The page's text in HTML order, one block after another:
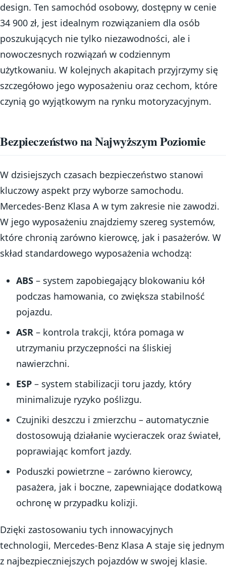
design. Ten samochód osobowy, dostępny w cenie
34 900 zł, jest idealnym rozwiązaniem dla osób
poszukujących nie tylko niezawodności, ale i
nowoczesnych rozwiązań w codziennym
użytkowaniu. W kolejnych akapitach przyjrzymy się
szczegółowo jego wyposażeniu oraz cechom, które
czynią go wyjątkowym na rynku motoryzacyjnym.
Bezpieczeństwo na Najwyższym Poziomie
W dzisiejszych czasach bezpieczeństwo stanowi
kluczowy aspekt przy wyborze samochodu.
Mercedes-Benz Klasa A w tym zakresie nie zawodzi.
W jego wyposażeniu znajdziemy szereg systemów,
które chronią zarówno kierowcę, jak i pasażerów. W
skład standardowego wyposażenia wchodzą:
ABS– system zapobiegający blokowaniu kół
podczas hamowania, co zwiększa stabilność
pojazdu.
ASR – kontrola trakcji, która pomaga w
utrzymaniu przyczepności na śliskiej
nawierzchni.
ESP– system stabilizacji toru jazdy, który
minimalizuje ryzyko poślizgu.
Czujniki deszczu i zmierzchu – automatycznie
dostosowują działanie wycieraczek oraz świateł,
poprawiając komfort jazdy.
Poduszki powietrzne – zarówno kierowcy,
pasażera, jak i boczne, zapewniające dodatkową
ochronę w przypadku kolizji.
Dzięki zastosowaniu tych innowacyjnych
technologii, Mercedes-Benz Klasa A staje się jednym
z najbezpieczniejszych pojazdów w swojej klasie.